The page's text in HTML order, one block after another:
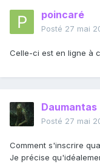
poincaré
Posté 27 mai
Celle-ci est en ligne à
Daumantas
Posté 27 mai
Comment s'inscrire
Je précise